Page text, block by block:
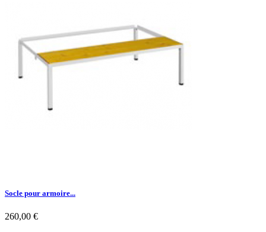
Socle pour armoire...
Prix
260,00 €